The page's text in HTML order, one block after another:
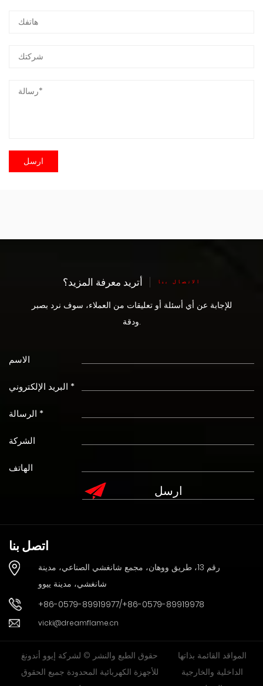
أتريد معرفة المزيد؟ الاتصال بنا
للإجابة عن أي أسئلة أو تعليقات من العملاء، سوف نرد بصبر
ودقة.
الاسم
البريد الإلكتروني *
الرسالة *
الشركة
الهاتف
اتصل بنا
رقم 13، طريق ووهان، مجمع شانغشي الصناعي، مدينة
شانغشي، مدينة ييوو
+86-0579-89919977/+86-0579-89919978
vicki@dreamflame.cn
حقوق الطبع والنشر © لشركة إيوو أندونغ
للأجهزة الكهربائية المحدودة جميع الحقوق
المواقد القائمة بذاتها
الداخلية والخارجية